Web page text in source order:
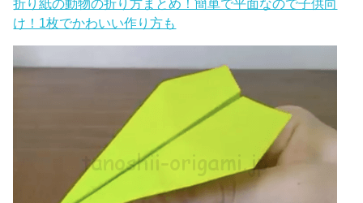
折り紙の動物の折り方まとめ！簡単で平面なので子供向
け！1枚でかわいい作り方も